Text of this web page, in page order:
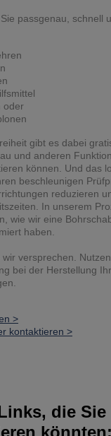
passgenau, schnell
oder
gibt es dabei
und anderen
können. Und das
beschleunigen
reduzieren
In unserem
wie wir eine
haben.
versprechen.
bei der Herstellung
>
kontaktieren >
die Sie